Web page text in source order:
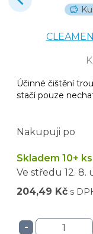
Účinné čištění
stačí pouze
Nakupuji po
Skladem 10+ ks
Ve středu 12. 8.
204,49 Kč s
-